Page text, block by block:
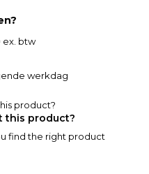
ex. btw
werkdag
this product?
find the right product